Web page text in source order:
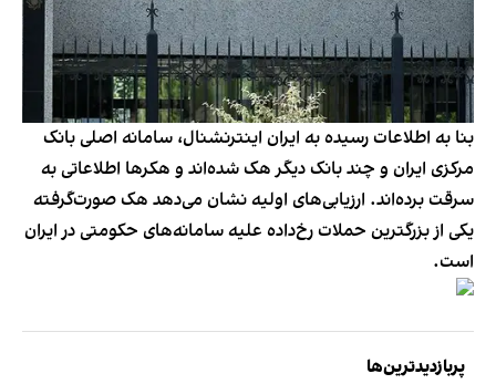
بنا به اطلاعات رسیده به ایران اینترنشنال، سامانه‌ اصلی بانک
مرکزی ایران و چند بانک دیگر هک شده‌اند و هکرها اطلاعاتی به
سرقت برده‌اند. ارزیابی‌های اولیه نشان می‌دهد هک صورت‌گرفته
یکی از بزرگترین حملات رخ‌داده علیه سامانه‌های حکومتی در ایران
است.
پربازدیدترین‌ها